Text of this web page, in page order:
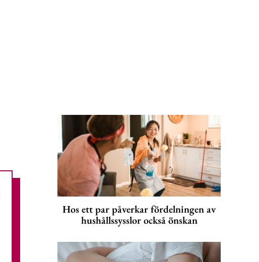
Hos ett par påverkar fördelningen av
hushållssysslor också önskan